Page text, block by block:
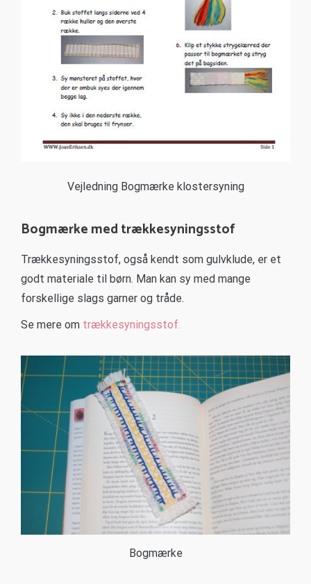
Vejledning Bogmærke klostersyning
Bogmærke med trækkesyningsstof
Trækkesyningsstof, også kendt som gulvklude, er et
godt materiale til børn. Man kan sy med mange
forskellige slags garner og tråde.
Se mere om trækkesyningsstof.
Bogmærke